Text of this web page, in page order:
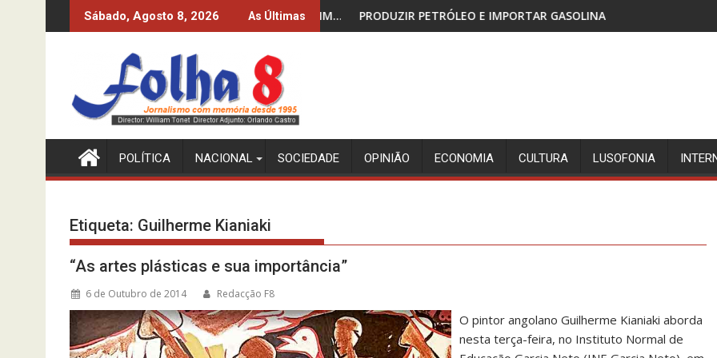
to
Sábado, Agosto 8, 2026 As Últimas
DOS 10%? O INE-MPLA DIZ QUE SIM… PRODUZIR PETRÓLEO E IMPORTAR GASOLINA CABINDA, TERRITÓRIO SEM
POLÍTICA NACIONAL SOCIEDADE OPINIÃO ECONOMIA CULTURA LUSOFONIA
Etiqueta: Guilherme Kianiaki
“As artes plásticas e sua importância”
6 de Outubro de 2014 Redacção F8
O pintor angolano Guilherme Kianiaki aborda
nesta terça-feira, no Instituto Normal de